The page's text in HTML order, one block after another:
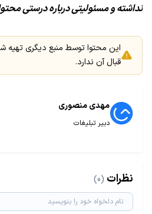
نداشته و مسئولیتی درباره درستی
این محتوا توسط منبع دیگری تهیه
قبال آن ندارد.
مهدی منصوری
دبیر تبلیغات
نظرات (0)